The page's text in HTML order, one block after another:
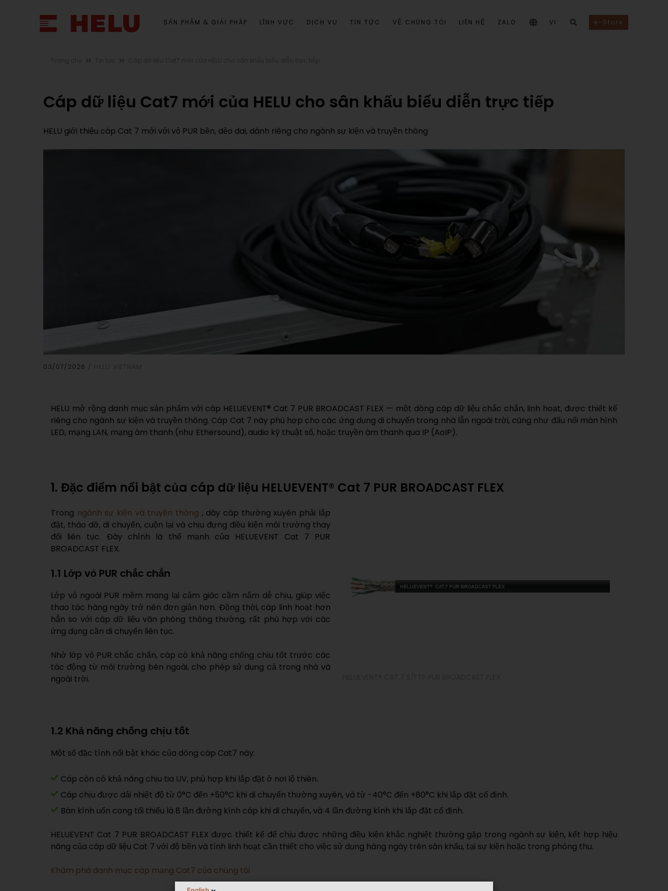
SẢN PHẨM & GIẢI PHÁP LĨNH VỰC DỊCH VỤ TIN TỨC VỀ CHÚNG TÔI LIÊN HỆ ZALO VI e-Store
Cáp dữ liệu Cat7 mới của HELU cho sân khấu biểu diễn trực tiếp
HELU giới thiệu cáp Cat 7 mới với vỏ PUR bền, dẻo dai, dành riêng cho ngành sự kiện và truyền thông
03/07/2026 HELU VIETNAM
HELU mở rộng danh mục sản phẩm với cáp HELUEVENT® Cat 7 PUR BROADCAST FLEX — một dòng cáp dữ liệu chắc chắn, linh hoạt, được thiết kế
riêng cho ngành sự kiện và truyền thông. Cáp Cat 7 này phù hợp cho các ứng dụng di chuyển trong nhà lẫn ngoài trời, cũng như đấu nối màn hình
LED, mạng LAN, mạng âm thanh (như Ethersound), audio kỹ thuật số, hoặc truyền âm thanh qua IP (AoIP).
1. Đặc điểm nổi bật của cáp dữ liệu HELUEVENT® Cat 7 PUR BROADCAST FLEX
Trong ngành sự kiện và truyền thông , dây cáp thường xuyên phải lắp
đặt, tháo dỡ, di chuyển, cuộn lại và chịu đựng điều kiện môi trường thay
đổi liên tục. Đây chính là thế mạnh của HELUEVENT Cat 7 PUR
BROADCAST FLEX.
1.1 Lớp vỏ PUR chắc chắn
Lớp vỏ ngoài PUR mềm mang lại cảm giác cầm nắm dễ chịu, giúp việc
thao tác hàng ngày trở nên đơn giản hơn. Đồng thời, cáp linh hoạt hơn
hẳn so với cáp dữ liệu văn phòng thông thường, rất phù hợp với các
ứng dụng cần di chuyển liên tục.
Nhờ lớp vỏ PUR chắc chắn, cáp có khả năng chống chịu tốt trước các
tác động từ môi trường bên ngoài, cho phép sử dụng cả trong nhà và
ngoài trời.
1.2 Khả năng chống chịu tốt
Một số đặc tính nổi bật khác của dòng cáp Cat7 này:
Cáp còn có khả năng chịu tia UV, phù hợp khi lắp đặt ở nơi lộ thiên.
Cáp chịu được dải nhiệt độ từ 0°C đến +50°C khi di chuyển thường xuyên, và từ -40°C đến +80°C khi lắp đặt cố định.
Bán kính uốn cong tối thiểu là 8 lần đường kính cáp khi di chuyển, và 4 lần đường kính khi lắp đặt cố định.
HELUEVENT Cat 7 PUR BROADCAST FLEX được thiết kế để chịu được những điều kiện khắc nghiệt thường gặp trong ngành sự kiện, kết hợp hiệu
năng của cáp dữ liệu Cat 7 với độ bền và tính linh hoạt cần thiết cho việc sử dụng hàng ngày trên sân khấu, tại sự kiện hoặc trong phòng thu.
Khám phá danh mục cáp mạng Cat7 của chúng tôi